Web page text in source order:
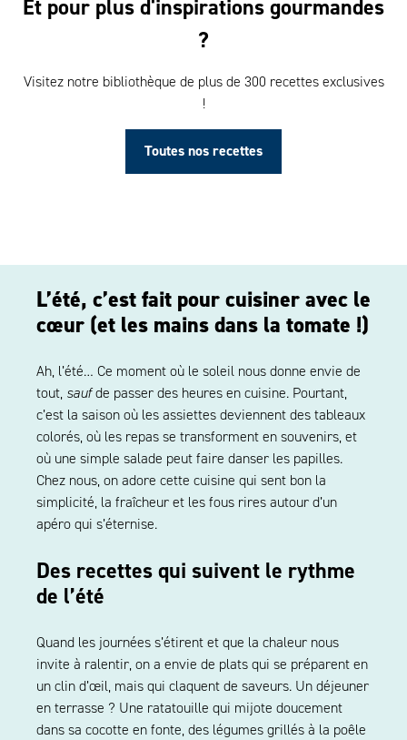
Et pour plus d'inspirations gourmandes
?
Visitez notre bibliothèque de plus de 300 recettes exclusives
!
Toutes nos recettes
Texte
riche
L’été, c’est fait pour cuisiner avec le
cœur (et les mains dans la tomate !)
Ah, l’été… Ce moment où le soleil nous donne envie de
tout, saufde passer des heures en cuisine. Pourtant,
c’est la saison où les assiettes deviennent des tableaux
colorés, où les repas se transforment en souvenirs, et
où une simple salade peut faire danser les papilles.
Chez nous, on adore cette cuisine qui sent bon la
simplicité, la fraîcheur et les fous rires autour d’un
apéro qui s’éternise.
Des recettes qui suivent le rythme
de l’été
Quand les journées s’étirent et que la chaleur nous
invite à ralentir, on a envie de plats qui se préparent en
un clin d’œil, mais qui claquent de saveurs. Un déjeuner
en terrasse ? Une ratatouille qui mijote doucement
dans sa cocotte en fonte, des légumes grillés à la poêle